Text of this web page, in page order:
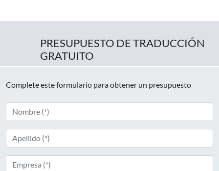
PRESUPUESTO DE TRADUCCIÓN
GRATUITO
Complete este formulario para obtener un presupuesto